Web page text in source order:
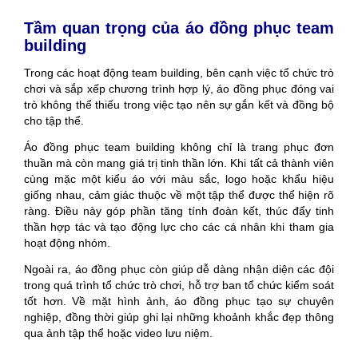
Tầm quan trọng của áo đồng phục team
building
Trong các hoạt động team building, bên cạnh việc tổ chức trò
chơi và sắp xếp chương trình hợp lý, áo đồng phục đóng vai
trò không thể thiếu trong việc tạo nên sự gắn kết và đồng bộ
cho tập thể.
Áo đồng phục team building không chỉ là trang phục đơn
thuần mà còn mang giá trị tinh thần lớn. Khi tất cả thành viên
cùng mặc một kiểu áo với màu sắc, logo hoặc khẩu hiệu
giống nhau, cảm giác thuộc về một tập thể được thể hiện rõ
ràng. Điều này góp phần tăng tính đoàn kết, thúc đẩy tinh
thần hợp tác và tạo động lực cho các cá nhân khi tham gia
hoạt động nhóm.
Ngoài ra, áo đồng phục còn giúp dễ dàng nhận diện các đội
trong quá trình tổ chức trò chơi, hỗ trợ ban tổ chức kiểm soát
tốt hơn. Về mặt hình ảnh, áo đồng phục tạo sự chuyên
nghiệp, đồng thời giúp ghi lại những khoảnh khắc đẹp thông
qua ảnh tập thể hoặc video lưu niệm.